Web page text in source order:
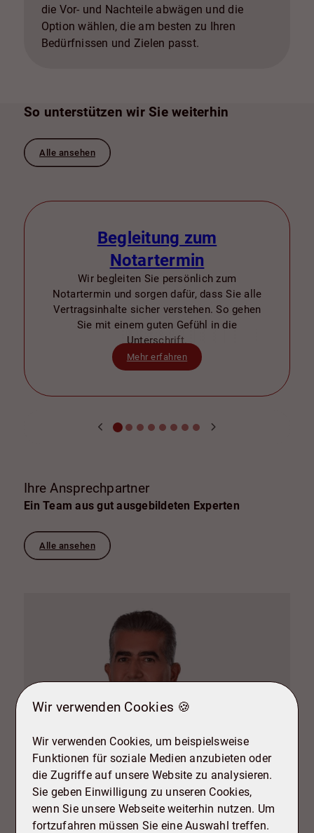
die Vor- und Nachteile abwägen und die
Option wählen, die am besten zu Ihren
Bedürfnissen und Zielen passt.
So unterstützen wir Sie weiterhin
Alle ansehen
Begleitung zum
Notartermin
Wir begleiten Sie persönlich zum
Notartermin und sorgen dafür, dass Sie alle
Vertragsinhalte sicher verstehen. So gehen
Sie mit einem guten Gefühl in die
Unterschrift.
Mehr erfahren
Ihre Ansprechpartner
Ein Team aus gut ausgebildeten Experten
Alle ansehen
Wir verwenden Cookies 🍪
Wir verwenden Cookies, um beispielsweise
Funktionen für soziale Medien anzubieten oder
die Zugriffe auf unsere Website zu analysieren.
Sie geben Einwilligung zu unseren Cookies,
wenn Sie unsere Webseite weiterhin nutzen. Um
fortzufahren müssen Sie eine Auswahl treffen.